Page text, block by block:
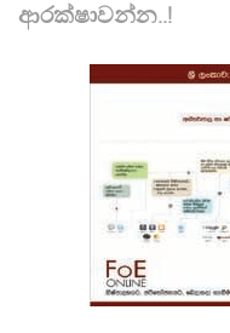
ආරක්ෂාවන්න..!